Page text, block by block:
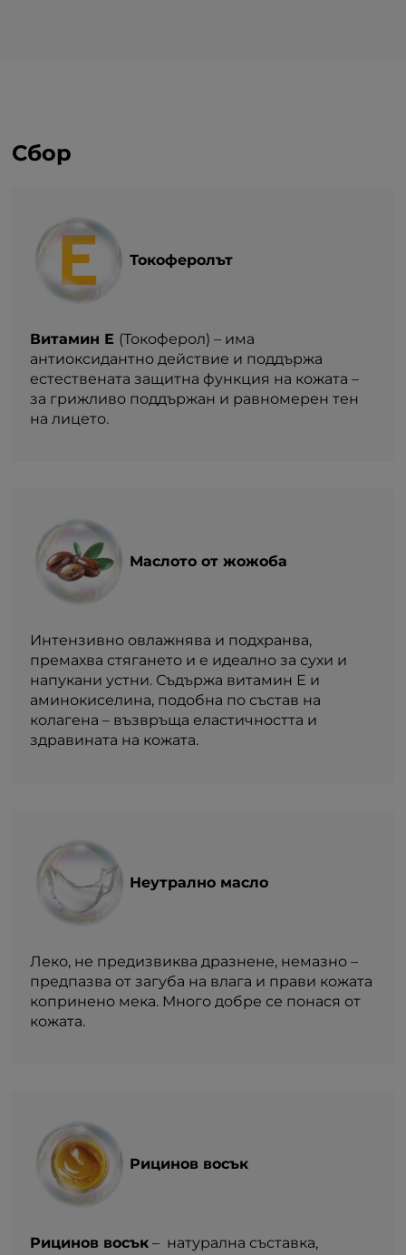
Cбор
Токоферолът
Витамин Е (Токоферол) – има
антиоксидантно действие и поддържа
естествената защитна функция на кожата –
за грижливо поддържан и равномерен тен
на лицето.
Маслото от жожоба
Интензивно овлажнява и подхранва,
премахва стягането и е идеално за сухи и
напукани устни. Съдържа витамин Е и
аминокиселина, подобна по състав на
колагена – възвръща еластичността и
здравината на кожата.
Неутрално масло
Леко, не предизвиква дразнене, немазно –
предпазва от загуба на влага и прави кожата
копринено мека. Много добре се понася от
кожата.
Рицинов восък
Рицинов восък – натурална съставка,